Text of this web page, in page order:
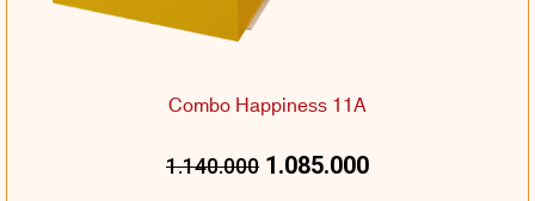
Combo Happiness 11A
1.140.000 1.085.000